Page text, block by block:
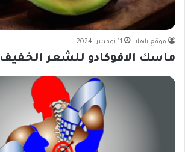
موقع ياهلا 11 نوفمبر، 2024
ماسك الافوكادو للشعر